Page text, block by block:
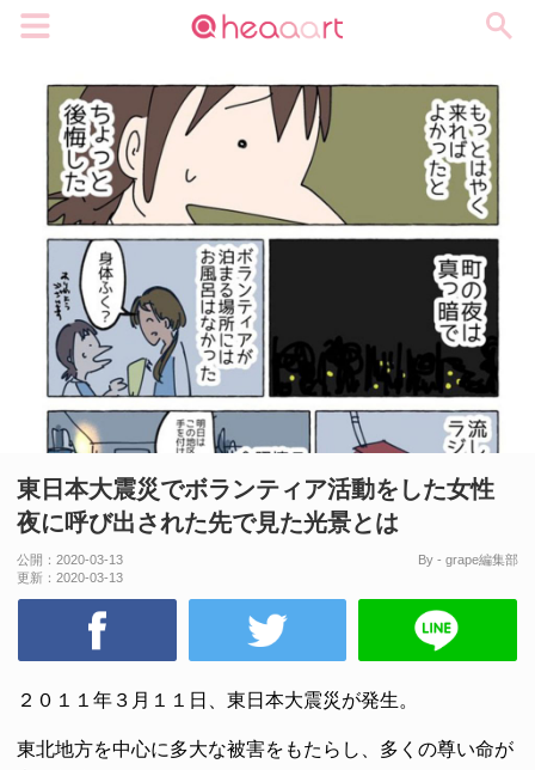
東日本大震災でボランティア活動をした女性
夜に呼び出された先で見た光景とは
公開： 2020-03-13
更新： 2020-03-13
By - grape編集部
２０１１年３月１１日、東日本大震災が発生。
東北地方を中心に多大な被害をもたらし、多くの尊い命が